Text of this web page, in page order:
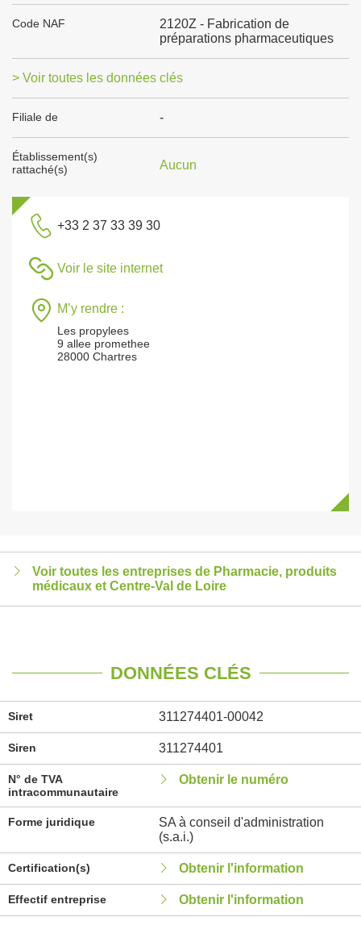
Code NAF
2120Z - Fabrication de
préparations pharmaceutiques
> Voir toutes les données clés
Filiale de -
Établissement(s)
rattaché(s)
Aucun
+33 2 37 33 39 30
Voir le site internet
M’y rendre :
Les propylees
9 allee promethee
28000 Chartres
Voir toutes les entreprises de Pharmacie, produits
médicaux et Centre-Val de Loire
DONNÉES CLÉS
Siret 311274401-00042
Siren 311274401
N° de TVA
intracommunautaire
Obtenir le numéro
Forme juridique
SA à conseil d'administration
(s.a.i.)
Certification(s) Obtenir l'information
Effectif entreprise Obtenir l'information